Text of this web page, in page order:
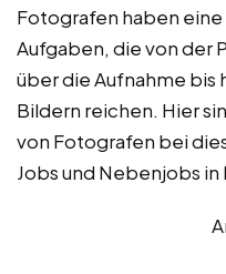
Fotografen haben
Aufgaben, die von der
über die Aufnahme bis
Bildern reichen. Hier
von Fotografen bei
Jobs und Nebenjobs in